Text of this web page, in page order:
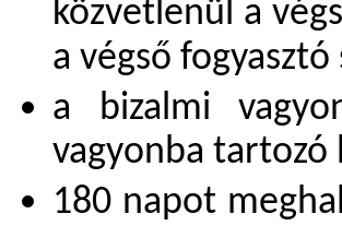
közvetlenül a
a végső
a bizalmi
vagyonba
180 napot